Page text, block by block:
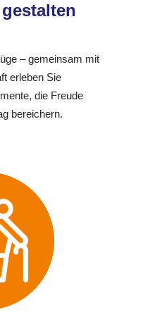
– gemeinsam mit
erleben Sie
die Freude
bereichern.